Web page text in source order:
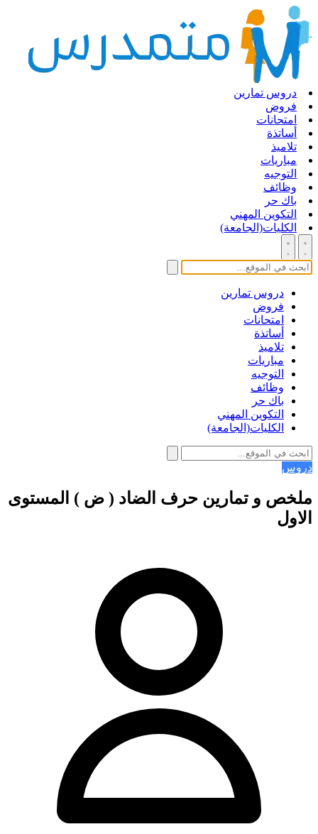
دروس تمارين
فروض
امتحانات
أساتذة
تلاميذ
مباريات
التوجيه
وظائف
باك حر
التكوين المهني
الكليات(الجامعة)
دروس تمارين
فروض
امتحانات
أساتذة
تلاميذ
مباريات
التوجيه
وظائف
باك حر
التكوين المهني
الكليات(الجامعة)
دروس
ملخص و تمارين حرف الضاد ( ض ) المستوى
الاول